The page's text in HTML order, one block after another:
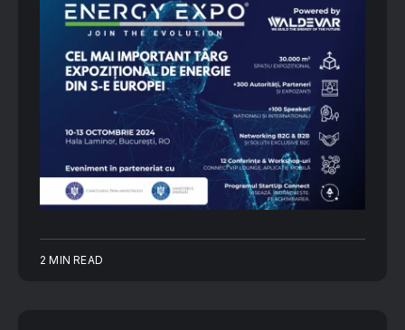
2 MIN READ